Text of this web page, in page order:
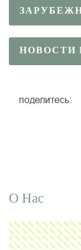
НОВОСТИ
поделитесь:
О Нас